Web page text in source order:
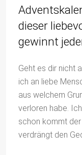
dieser
gewinnt
Geht es dir nicht
ich an liebe
aus welchem
verloren habe.
schon kommt
verdrängt den